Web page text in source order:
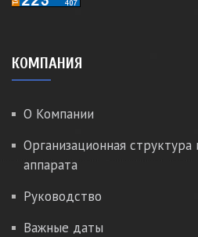
КОМПАНИЯ
О Компании
Организационная структура
аппарата
Руководство
Важные даты